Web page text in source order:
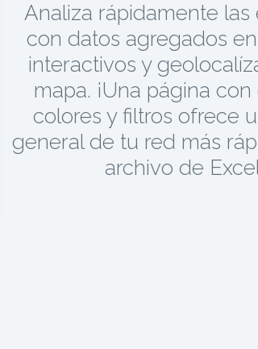
Analiza rápidamente las
con datos agregados
interactivos y
mapa. ¡Una página
colores y filtros ofrece
general de tu red más
archivo de